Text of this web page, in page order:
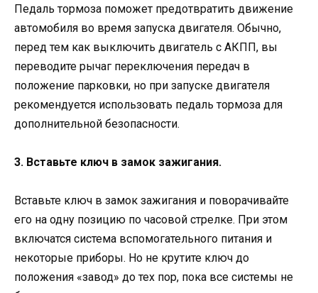
Педаль тормоза поможет предотвратить движение
автомобиля во время запуска двигателя. Обычно,
перед тем как выключить двигатель с АКПП, вы
переводите рычаг переключения передач в
положение парковки, но при запуске двигателя
рекомендуется использовать педаль тормоза для
дополнительной безопасности.
3. Вставьте ключ в замок зажигания.
Вставьте ключ в замок зажигания и поворачивайте
его на одну позицию по часовой стрелке. При этом
включатся система вспомогательного питания и
некоторые приборы. Но не крутите ключ до
положения «завод» до тех пор, пока все системы не